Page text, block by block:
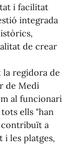
i facilitat
integrada
de crear
la regidora de
de Medi
al funcionari
ells "han
a
i les platges,